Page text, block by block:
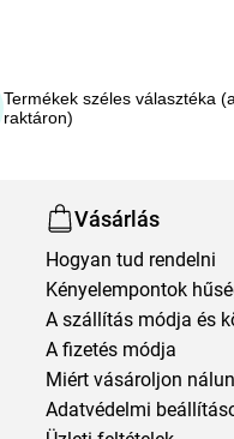
Termékek széles választéka
raktáron)
Vásárlás
Hogyan tud rendelni
Kényelempontok
A szállítás módja és
A fizetés módja
Miért vásároljon
Adatvédelmi